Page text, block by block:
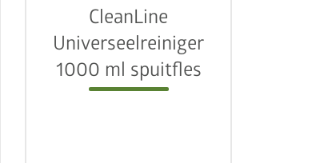
CleanLine
Universeelreiniger
1000 ml spuitfles